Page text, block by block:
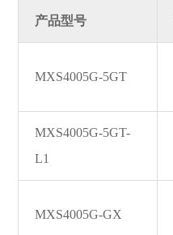
产品型号
MXS4005G-5GT
MXS4005G-5GT-
L1
MXS4005G-GX